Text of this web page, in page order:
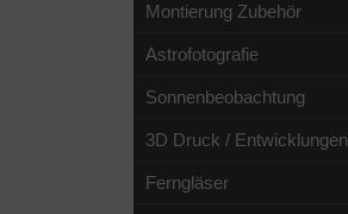
Montierung Zubehör
Astrofotografie
Sonnenbeobachtung
3D Druck / Entwicklungen
Ferngläser